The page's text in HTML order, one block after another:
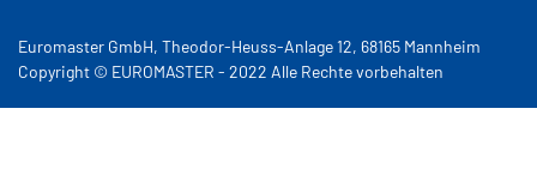
Euromaster GmbH, Theodor-Heuss-Anlage 12, 68165 Mannheim
Copyright © EUROMASTER - 2022 Alle Rechte vorbehalten